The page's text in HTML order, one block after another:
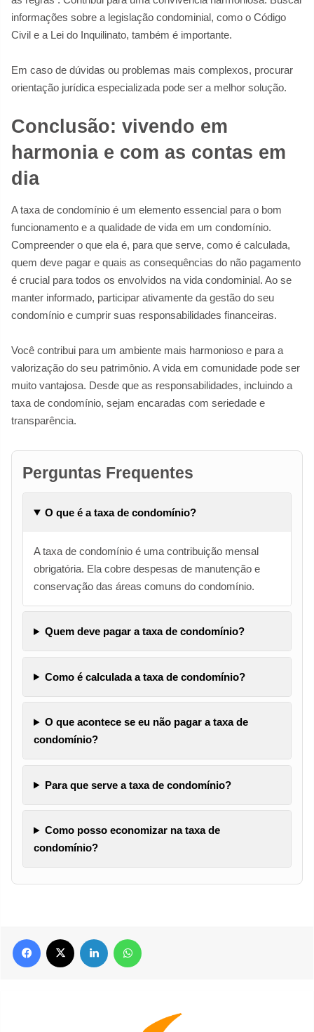
informações sobre a legislação condominial, como o Código
Civil e a Lei do Inquilinato, também é importante.
Em caso de dúvidas ou problemas mais complexos, procurar
orientação jurídica especializada pode ser a melhor solução.
Conclusão: vivendo em
harmonia e com as contas em
dia
A taxa de condomínio é um elemento essencial para o bom
funcionamento e a qualidade de vida em um condomínio.
Compreender o que ela é, para que serve, como é calculada,
quem deve pagar e quais as consequências do não pagamento
é crucial para todos os envolvidos na vida condominial. Ao se
manter informado, participar ativamente da gestão do seu
condomínio e cumprir suas responsabilidades financeiras.
Você contribui para um ambiente mais harmonioso e para a
valorização do seu patrimônio. A vida em comunidade pode ser
muito vantajosa. Desde que as responsabilidades, incluindo a
taxa de condomínio, sejam encaradas com seriedade e
transparência.
Perguntas Frequentes
O que é a taxa de condomínio?
A taxa de condomínio é uma contribuição mensal
obrigatória. Ela cobre despesas de manutenção e
conservação das áreas comuns do condomínio.
Quem deve pagar a taxa de condomínio?
Como é calculada a taxa de condomínio?
O que acontece se eu não pagar a taxa de
condomínio?
Para que serve a taxa de condomínio?
Como posso economizar na taxa de
condomínio?
Facebook Linkedin